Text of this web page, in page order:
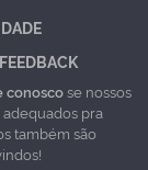
conoscose nossos
pra
também são